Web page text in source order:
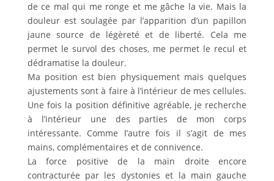
de ce mal qui me ronge et me gâche la vie. Mais la
douleur est soulagée par l’apparition d’un papillon
jaune source de légèreté et de liberté. Cela me
permet le survol des choses, me permet le recul et
dédramatise la douleur.
Ma position est bien physiquement mais quelques
ajustements sont à faire à l’intérieur de mes cellules.
Une fois la position définitive agréable, je recherche
à l’intérieur une des parties de mon corps
intéressante. Comme l’autre fois il s’agit de mes
mains, complémentaires et de connivence.
La force positive de la main droite encore
contracturée par les dystonies et la main gauche